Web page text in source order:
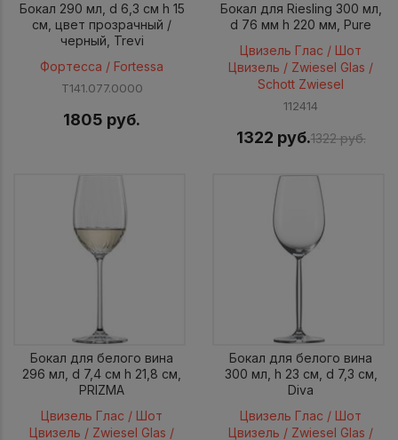
Бокал 290 мл, d 6,3 см h 15
см, цвет прозрачный /
черный, Trevi
Фортесса / Fortessa
T141.077.0000
1805 руб.
Бокал для Riesling 300 мл,
d 76 мм h 220 мм, Pure
Цвизель Глас / Шот
Цвизель / Zwiesel Glas /
Schott Zwiesel
112414
1322 руб.1322 руб.
Бокал для белого вина
296 мл, d 7,4 см h 21,8 см,
PRIZMA
Цвизель Глас / Шот
Цвизель / Zwiesel Glas /
Бокал для белого вина
300 мл, h 23 см, d 7,3 см,
Diva
Цвизель Глас / Шот
Цвизель / Zwiesel Glas /